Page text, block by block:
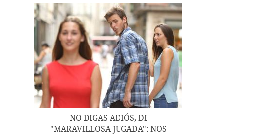
NO DIGAS ADIÓS, DI
"MARAVILLOSA JUGADA": NOS